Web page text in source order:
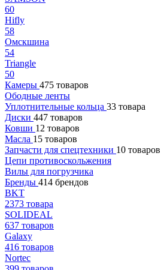
60
Hifly
58
Омскшина
54
Triangle
50
Камеры 475 товаров
Ободные ленты
Уплотнительные кольца 33 товара
Диски 447 товаров
Ковши 12 товаров
Масла 15 товаров
Запчасти для спецтехники 10 товаров
Цепи противоскольжения
Вилы для погрузчика
Бренды 414 брендов
BKT
2373 товара
SOLIDEAL
637 товаров
Galaxy
416 товаров
Nortec